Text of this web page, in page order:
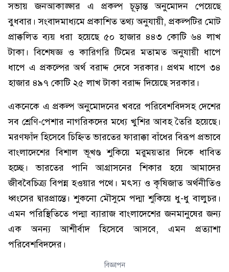
সভায় জনআকাঙ্ক্ষার এ প্রকল্প চূড়ান্ত অনুমোদন পেয়েছে
বুধবার। সংবাদমাধ্যমে প্রকাশিত তথ্য অনুযায়ী, প্রকল্পটির মোট
প্রাক্কলিত ব্যয় ধরা হয়েছে ৫০ হাজার ৪৪৩ কোটি ৬৪ লাখ
টাকা। বিশেষজ্ঞ ও কারিগরি টিমের মতামত অনুযায়ী ধাপে
ধাপে এ প্রকল্পের অর্থ বরাদ্দ দেবে সরকার। প্রথম ধাপে ৩৪
হাজার ৪৯৭ কোটি ২৫ লাখ টাকা বরাদ্দ দিয়েছে সরকার।
একনেকে এ প্রকল্প অনুমোদনের খবরে পরিবেশবিদসহ দেশের
সব শ্রেণি-পেশার নাগরিকদের মধ্যে খুশির আবহ তৈরি হয়েছে।
মরণফাঁদ হিসেবে চিহ্নিত ভারতের ফারাক্কা বাঁধের বিরূপ প্রভাবে
বাংলাদেশের বিশাল ভূখণ্ড শুকিয়ে মরুময়তার দিকে ধাবিত
হচ্ছে। ভারতের পানি আগ্রাসনের শিকার হয়ে আমাদের
জীববৈচিত্র্য বিপন্ন হওয়ার পথে। মৎস্য ও কৃষিজাত অর্থনীতিও
ধ্বংসের দ্বারপ্রান্তে। শুকনো মৌসুমে পদ্মা শুকিয়ে ধু-ধু বালুচর।
এমন পরিস্থিতিতে পদ্মা ব্যারাজ বাংলাদেশের জনমানুষের জন্য
এক অনন্য আশীর্বাদ হিসেবে আসবে, এমন প্রত্যাশা
পরিবেশবিদদের।
বিজ্ঞাপন